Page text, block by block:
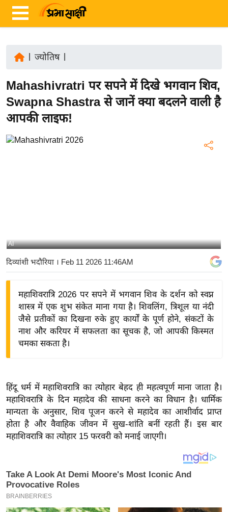
ज़ा
ख
ब
र
रा
य
ज़
द्यो
वि
शे
ष
ज्ञ
ब
ज
ज्योतिष|
Mahashivratri पर सपने में दिखे भगवान शिव,
Swapna Shastra से जानें क्या बदलने वाली है
आपकी लाइफ!
AI
दिव्यांशी भदौरिया । Feb 11 2026 11:46AM
महाशिवरात्रि 2026 पर सपने में भगवान शिव के दर्शन को स्वप्न
शास्त्र में एक शुभ संकेत माना गया है। शिवलिंग, त्रिशूल या नंदी
जैसे प्रतीकों का दिखना रुके हुए कार्यों के पूर्ण होने, संकटों के
नाश और करियर में सफलता का सूचक है, जो आपकी किस्मत
चमका सकता है।
हिंदू धर्म में महाशिवरात्रि का त्योहार बेहद ही महत्वपूर्ण माना जाता है।
महाशिवरात्रि के दिन महादेव की साधना करने का विधान है। धार्मिक
मान्यता के अनुसार, शिव पूजन करने से महादेव का आशीर्वाद प्राप्त
होता है और वैवाहिक जीवन में सुख-शांति बनीं रहती हैं। इस बार
महाशिवरात्रि का त्योहार 15 फरवरी को मनाई जाएगी।